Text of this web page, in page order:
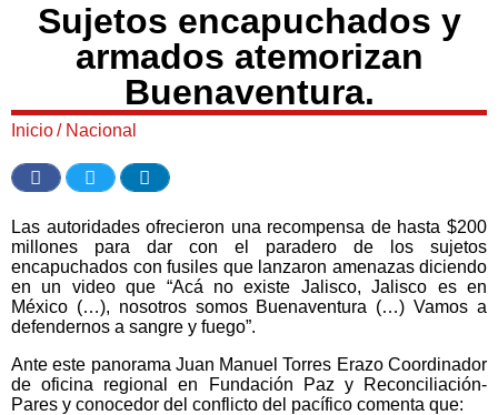
Sujetos encapuchados y
armados atemorizan
Buenaventura.
Inicio/ Nacional
Las autoridades ofrecieron una recompensa de hasta $200
millones para dar con el paradero de los sujetos
encapuchados con fusiles que lanzaron amenazas diciendo
en un video que “Acá no existe Jalisco, Jalisco es en
México (…), nosotros somos Buenaventura (…) Vamos a
defendernos a sangre y fuego”.
Ante este panorama Juan Manuel Torres Erazo Coordinador
de oficina regional en Fundación Paz y Reconciliación-
Pares y conocedor del conflicto del pacífico comenta que: